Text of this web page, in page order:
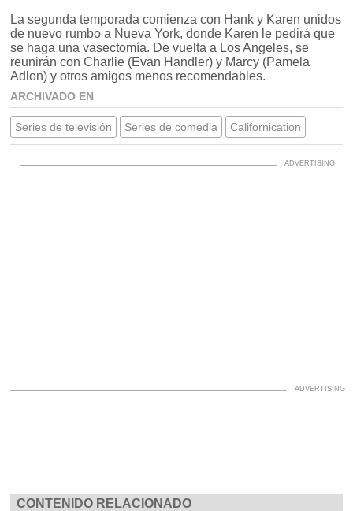
La segunda temporada comienza con Hank y Karen unidos
de nuevo rumbo a Nueva York, donde Karen le pedirá que
se haga una vasectomía. De vuelta a Los Angeles, se
reunirán con Charlie (Evan Handler) y Marcy (Pamela
Adlon) y otros amigos menos recomendables.
ARCHIVADO EN
Series de televisión Series de comedia Californication
CONTENIDO RELACIONADO